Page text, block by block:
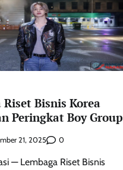
Riset Bisnis Korea
Peringkat Boy Group
21, 2025 0
— Lembaga Riset Bisnis